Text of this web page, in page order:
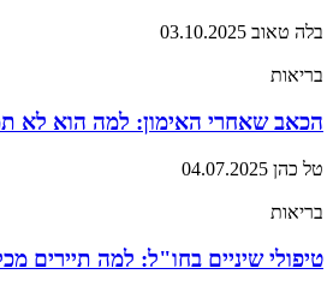
בלה טאוב 03.10.2025
בריאות
הכאב שאחרי האימון: למה הוא לא
טל כהן 04.07.2025
בריאות
טיפולי שיניים בחו"ל: למה תיירים